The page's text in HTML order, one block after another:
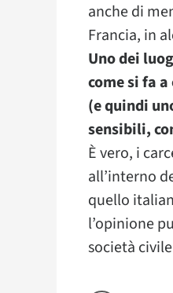
anche di
Francia, in
Uno dei
come si fa
(e quindi
sensibili,
È vero, i
all’interno
quello
l’opinione
società